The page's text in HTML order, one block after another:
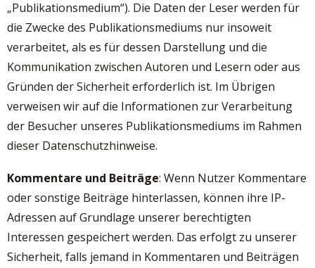
„Publikationsmedium“). Die Daten der Leser werden für
die Zwecke des Publikationsmediums nur insoweit
verarbeitet, als es für dessen Darstellung und die
Kommunikation zwischen Autoren und Lesern oder aus
Gründen der Sicherheit erforderlich ist. Im Übrigen
verweisen wir auf die Informationen zur Verarbeitung
der Besucher unseres Publikationsmediums im Rahmen
dieser Datenschutzhinweise.
Kommentare und Beiträge: Wenn Nutzer Kommentare
oder sonstige Beiträge hinterlassen, können ihre IP-
Adressen auf Grundlage unserer berechtigten
Interessen gespeichert werden. Das erfolgt zu unserer
Sicherheit, falls jemand in Kommentaren und Beiträgen